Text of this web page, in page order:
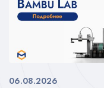
06.08.2026